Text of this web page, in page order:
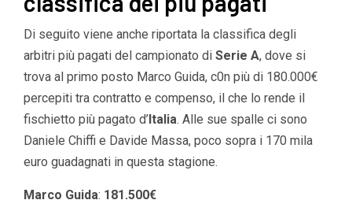
Di seguito viene anche riportata la classifica degli
arbitri più pagati del campionato di Serie A, dove si
trova al primo posto Marco Guida, c0n più di 180.000€
percepiti tra contratto e compenso, il che lo rende il
fischietto più pagato d’ Italia. Alle sue spalle ci sono
Daniele Chiffi e Davide Massa, poco sopra i 170 mila
euro guadagnati in questa stagione.
Marco Guida: 181.500€